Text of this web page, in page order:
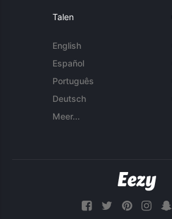
Talen
English
Español
Português
Deutsch
Meer...